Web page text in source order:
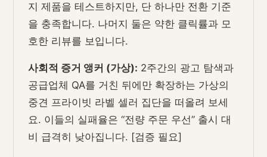
지 제품을 테스트하지만, 단 하나만 전환 기준
을 충족합니다. 나머지 둘은 약한 클릭률과 모
호한 리뷰를 보입니다.
사회적 증거 앵커 (가상): 2주간의 광고 탐색과
공급업체 QA를 거친 뒤에만 확장하는 가상의
중견 프라이빗 라벨 셀러 집단을 떠올려 보세
요. 이들의 실패율은 “전량 주문 우선” 출시 대
비 급격히 낮아집니다. [검증 필요]